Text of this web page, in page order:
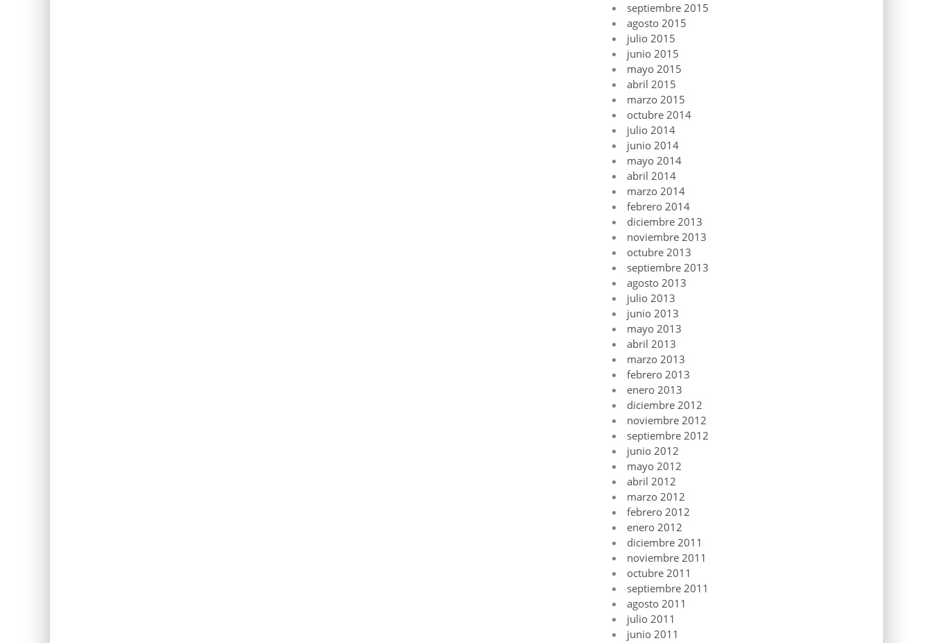
septiembre 2015
agosto 2015
julio 2015
junio 2015
mayo 2015
abril 2015
marzo 2015
octubre 2014
julio 2014
junio 2014
mayo 2014
abril 2014
marzo 2014
febrero 2014
diciembre 2013
noviembre 2013
octubre 2013
septiembre 2013
agosto 2013
julio 2013
junio 2013
mayo 2013
abril 2013
marzo 2013
febrero 2013
enero 2013
diciembre 2012
noviembre 2012
septiembre 2012
junio 2012
mayo 2012
abril 2012
marzo 2012
febrero 2012
enero 2012
diciembre 2011
noviembre 2011
octubre 2011
septiembre 2011
agosto 2011
julio 2011
junio 2011